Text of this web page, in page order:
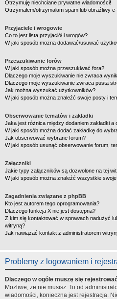
Otrzymuję niechciane prywatne wiadomości!
Otrzymałem/otrzymałam spam lub obraźliwy
Przyjaciele i wrogowie
Co to jest lista przyjaciół i wrogów?
W jaki sposób można dodawać/usuwać
Przeszukiwanie forów
W jaki sposób można przeszukiwać fora?
Dlaczego moje wyszukiwanie nie zwraca
Dlaczego moje wyszukiwanie zwraca pustą
Jak można wyszukać użytkowników?
W jaki sposób można znaleźć swoje posty i
Obserwowanie tematów i zakładki
Jaka jest różnica między dodaniem zakładki a
W jaki sposób można dodać zakładkę do
Jak obserwować wybrane forum?
W jaki sposób usunąć obserwowanie forum,
Załączniki
Jakie typy załączników są dozwolone na tej
W jaki sposób można znaleźć wszystkie swoje
Zagadnienia związane z phpBB
Kto jest autorem tego oprogramowania?
Dlaczego funkcja X nie jest dostępna?
Z kim się kontaktować w sprawach nadużyć
witryną?
Jak nawiązać kontakt z administratorem
Problemy z logowaniem i
Dlaczego w ogóle muszę się
Możliwe, że nie musisz. To od
wiadomości, konieczna jest rejestracja.